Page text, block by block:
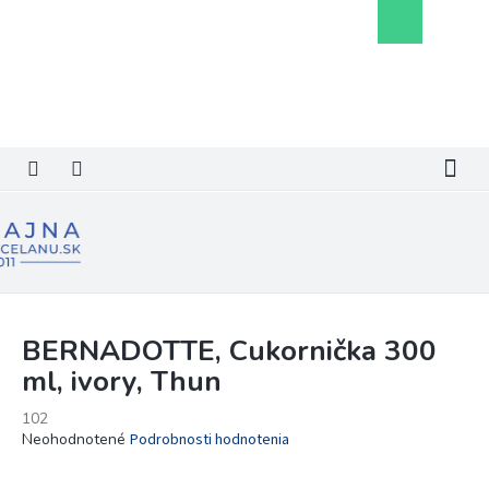
košík
BERNADOTTE, Cukornička 300
ml, ivory, Thun
102
Priemerné
Neohodnotené Podrobnosti hodnotenia